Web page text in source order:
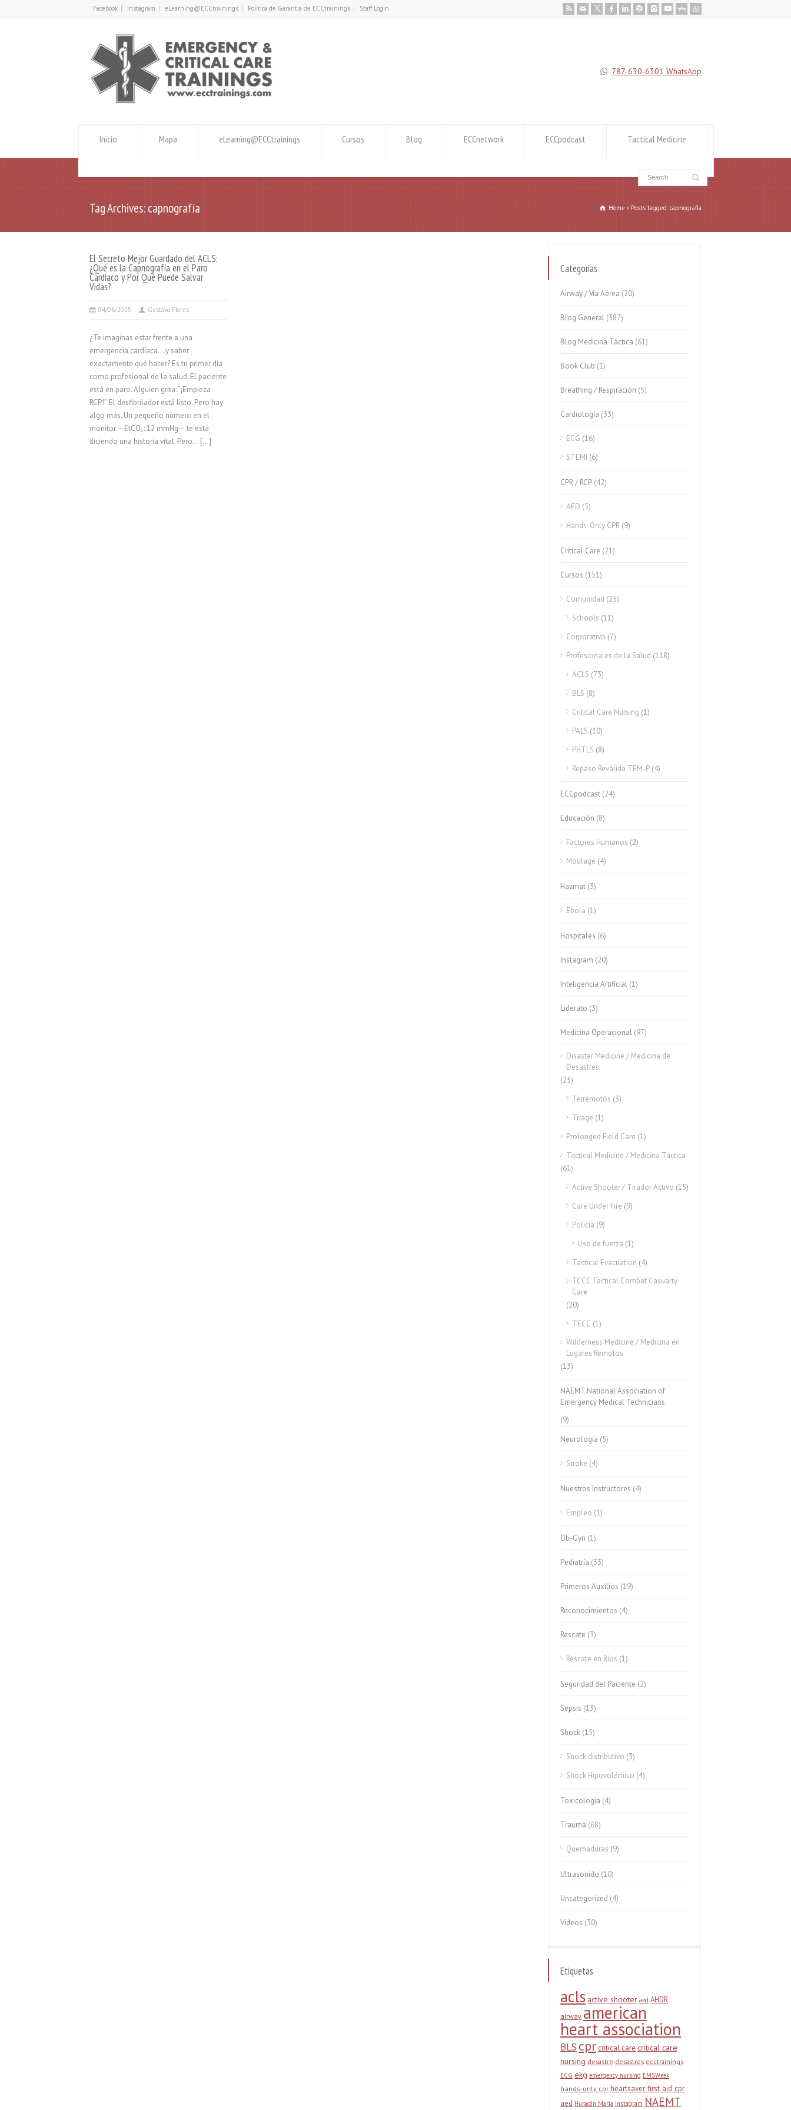
Facebook Instagram eLearning@ECCtrainings Política de Garantía de ECCtrainings Staff Login
787-630-6301 WhatsApp
Inicio Mapa eLearning@ECCtrainings Cursos Blog ECCnetwork ECCpodcast Tactical Medicine
Tag Archives: capnografía Home Posts tagged: capnografía
El Secreto Mejor Guardado del ACLS:
¿Qué es la Capnografía en el Paro
Cardiaco y Por Qué Puede Salvar
Vidas?
04/08/2025 Gustavo Flores
¿Te imaginas estar frente a una
emergencia cardíaca… y saber
exactamente qué hacer? Es tu primer día
como profesional de la salud. El paciente
está en paro. Alguien grita: “¡Empieza
RCP!”. El desfibrilador está listo. Pero hay
algo más. Un pequeño número en el
monitor —EtCO₂: 12 mmHg— te está
diciendo una historia vital. Pero… […]
Categorías
Airway / Vía Aérea (20)
Blog General (387)
Blog Medicina Táctica (61)
Book Club (1)
Breathing / Respiración (5)
Cardiología (33)
ECG (16)
STEMI (6)
CPR / RCP (42)
AED (5)
Hands-Only CPR (9)
Critical Care (21)
Cursos (151)
Comunidad (25)
Schools (11)
Corporativo (7)
Profesionales de la Salud (118)
ACLS (73)
BLS (8)
Critical Care Nursing (1)
PALS (10)
PHTLS (8)
Repaso Reválida TEM-P (4)
ECCpodcast (24)
Educación (8)
Factores Humanos (2)
Moulage (4)
Hazmat (3)
Ebola (1)
Hospitales (6)
Instagram (20)
Inteligencia Artificial (1)
Liderato (3)
Medicina Operacional (97)
Disaster Medicine / Medicina de
Desastres
(25)
Terremotos (3)
Triage (1)
Prolonged Field Care (1)
Tactical Medicine / Medicina Táctica
(61)
Active Shooter / Tirador Activo (15)
Care Under Fire (9)
Policía (9)
Uso de fuerza (1)
Tactical Evacuation (4)
TCCC Tactical Combat Casualty
Care
(20)
TECC (1)
Wilderness Medicine / Medicina en
Lugares Remotos
(13)
NAEMT National Association of
Emergency Medical Technicians
(9)
Neurología (5)
Stroke (4)
Nuestros Instructores (4)
Empleo (1)
Ob-Gyn (1)
Pediatría (33)
Primeros Auxilios (19)
Reconocimientos (4)
Rescate (3)
Rescate en Ríos (1)
Seguridad del Paciente (2)
Sepsis (13)
Shock (15)
Shock distributivo (3)
Shock Hipovolémico (4)
Toxicologia (4)
Trauma (68)
Quemaduras (9)
Ultrasonido (10)
Uncategorized (4)
Videos (30)
Etiquetas
acls active shooter aed AHDR
airway american
heart association
BLS cpr critical care critical care
nursing desastre desastres ecctrainings
ECG ekg emergency nursing EMSWeek
hands-only cpr heartsaver first aid cpr
aed Huracán María instagram NAEMT